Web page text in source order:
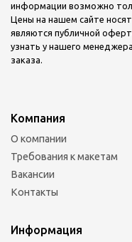
информации возможно
Цены на нашем сайте
являются публичной
узнать у нашего
заказа.
Компания
О компании
Требования к макетам
Вакансии
Контакты
Информация